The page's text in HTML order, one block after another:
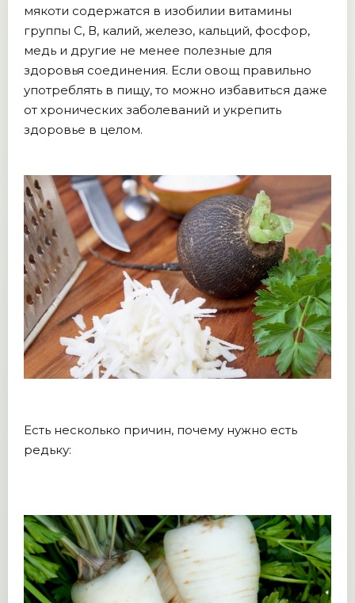
мякоти содержатся в изобилии витамины
группы С, В, калий, железо, кальций, фосфор,
медь и другие не менее полезные для
здоровья соединения. Если овощ правильно
употреблять в пищу, то можно избавиться даже
от хронических заболеваний и укрепить
здоровье в целом.
Есть несколько причин, почему нужно есть
редьку: